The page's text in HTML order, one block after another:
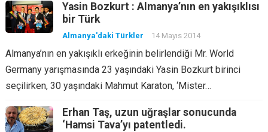
Yasin Bozkurt : Almanya’nın en yakışıklısı
bir Türk
Almanya'daki Türkler 14 Mayıs 2014
Almanya’nın en yakışıklı erkeğinin belirlendiği Mr. World
Germany yarışmasında 23 yaşındaki Yasin Bozkurt birinci
seçilirken, 30 yaşındaki Mahmut Karaton, ‘Mister…
Erhan Taş, uzun uğraşlar sonucunda
‘Hamsi Tava’yı patentledi.